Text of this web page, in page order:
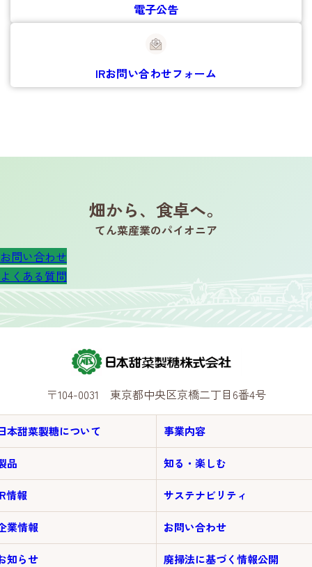
電子公告
IRお問い合わせフォーム
畑から、食卓へ。
てん菜産業のパイオニア
お問い合わせ
よくある質問
〒104-0031 東京都中央区京橋二丁目6番4号
本甜菜製糖について 事業内容
品 知る・楽しむ
情報 サステナビリティ
業情報 お問い合わせ
知らせ 廃掃法に基づく情報公開